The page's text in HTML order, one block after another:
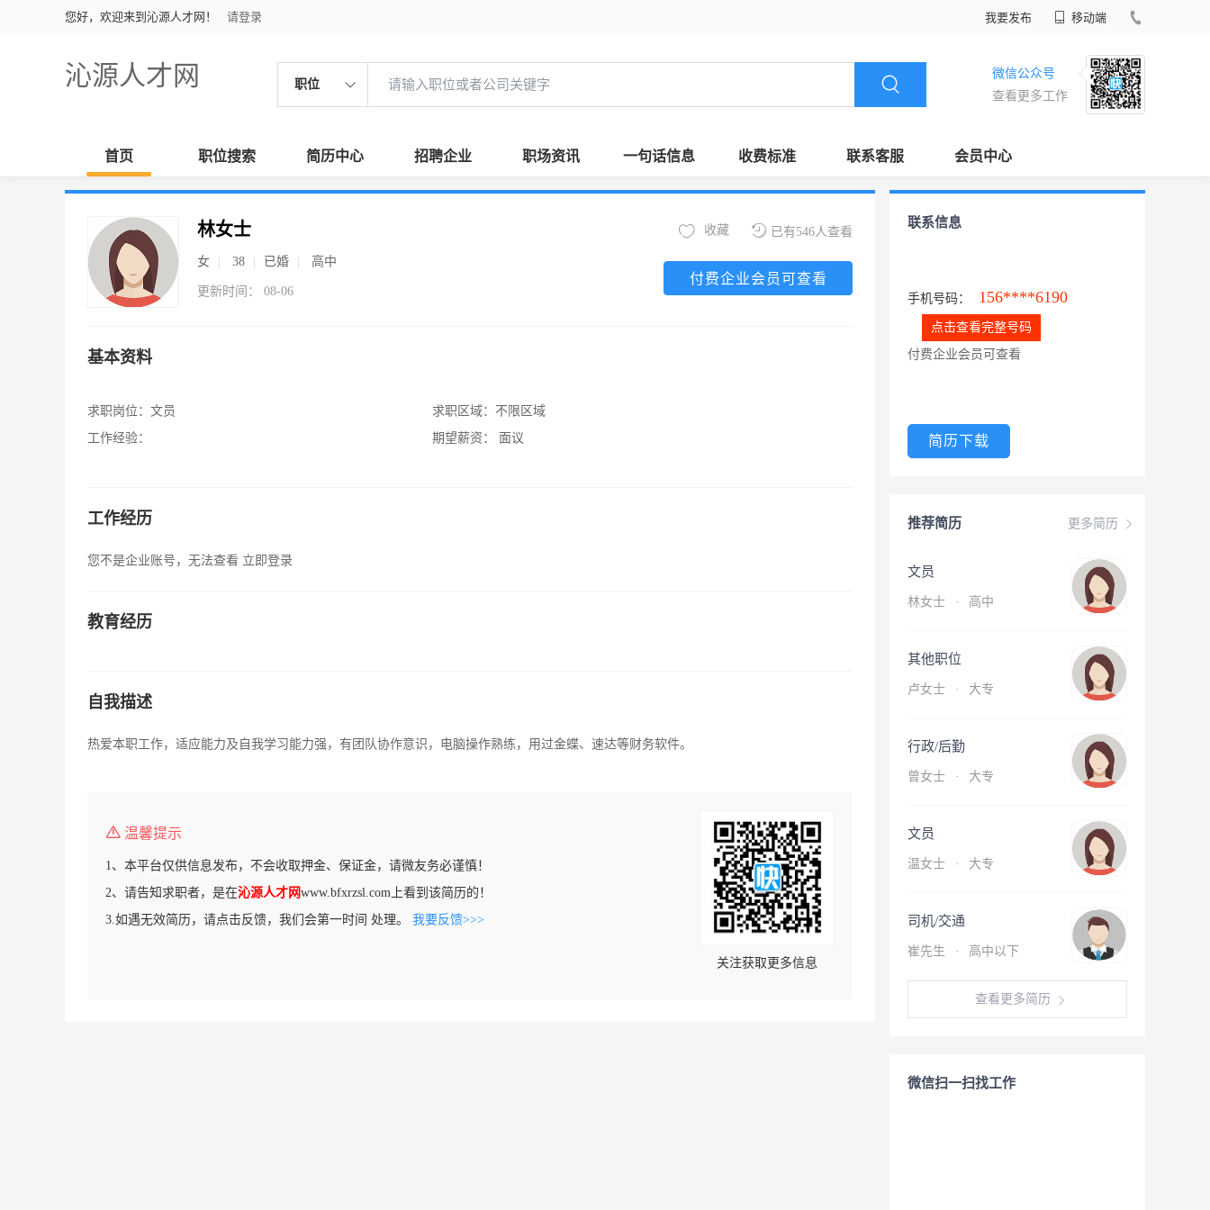
您好，欢迎来到沁源人才网！ 请登录 我要发布 移动端
沁源人才网 职位
微信公众号
查看更多工作
首页 职位搜索 简历中心 招聘企业 职场资讯 一句话信息 收费标准 联系客服 会员中心
林女士
女 38 已婚 高中
更新时间： 08-06
已有546人查看
收藏
付费企业会员可查看
基本资料
求职岗位： 文员
工作经验：
求职区域： 不限区域
期望薪资：
面议
工作经历
您不是企业账号，无法查看 立即登录
教育经历
自我描述
热爱本职工作，适应能力及自我学习能力强，有团队协作意识，电脑操作熟练，用过金蝶、速达等财务软件。
温馨提示
1、本平台仅供信息发布，不会收取押金、保证金，请微友务必谨慎！
2、请告知求职者，是在沁源人才网www.bfxrzsl.com上看到该简历的！
3.如遇无效简历，请点击反馈，我们会第一时间 处理。 我要反馈>>>
关注获取更多信息
联系信息
手机号码： 156****6190
点击查看完整号码
付费企业会员可查看
简历下载
更多简历
推荐简历
文员
林女士 · 高中
其他职位
卢女士 · 大专
行政/后勤
曾女士 · 大专
文员
温女士 · 大专
司机/交通
崔先生 · 高中以下
查看更多简历
微信扫一扫找工作